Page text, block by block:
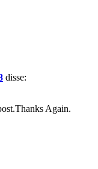
disse:
Again.